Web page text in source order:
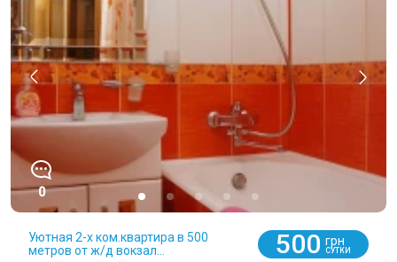
0
Уютная 2-х ком.квартира в 500
метров от ж/д вокзал...
500 грн
СУТКИ